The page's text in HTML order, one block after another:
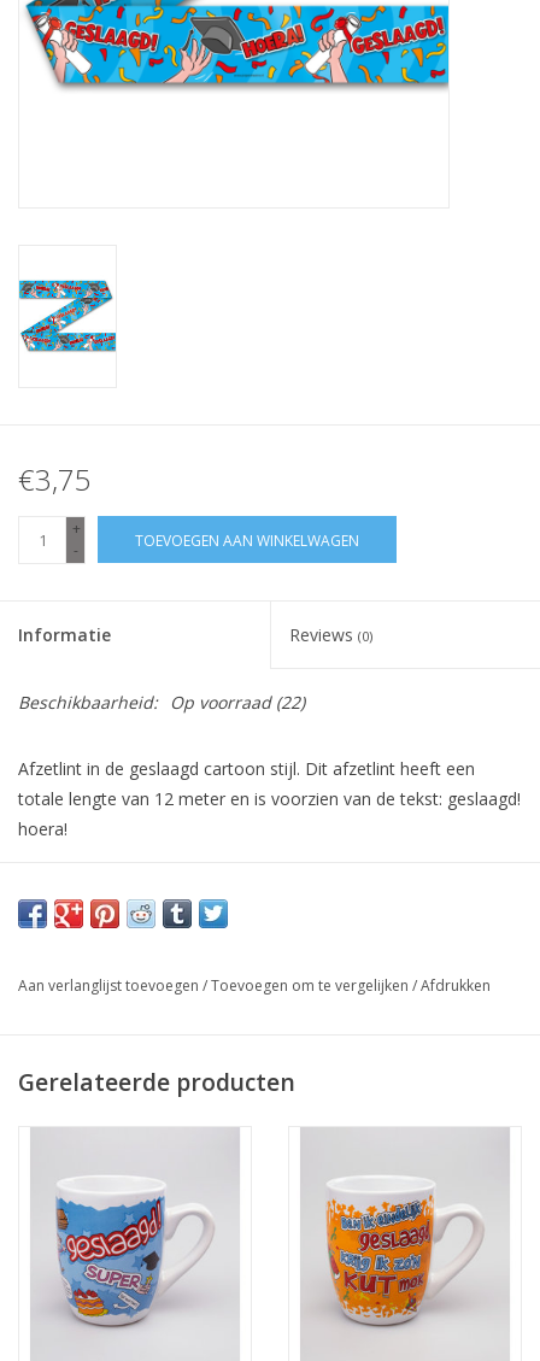
Accessoires
€3,75
+
-
TOEVOEGEN AAN WINKELWAGEN
Informatie Reviews (0)
Beschikbaarheid: Op voorraad(22)
Afzetlint in de geslaagd cartoon stijl. Dit afzetlint heeft een
totale lengte van 12 meter en is voorzien van de tekst: geslaagd!
hoera!
Aan verlanglijst toevoegen /Toevoegen om te vergelijken /Afdrukken
Gerelateerde producten